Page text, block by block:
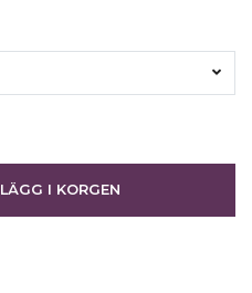
LÄGG I KORGEN